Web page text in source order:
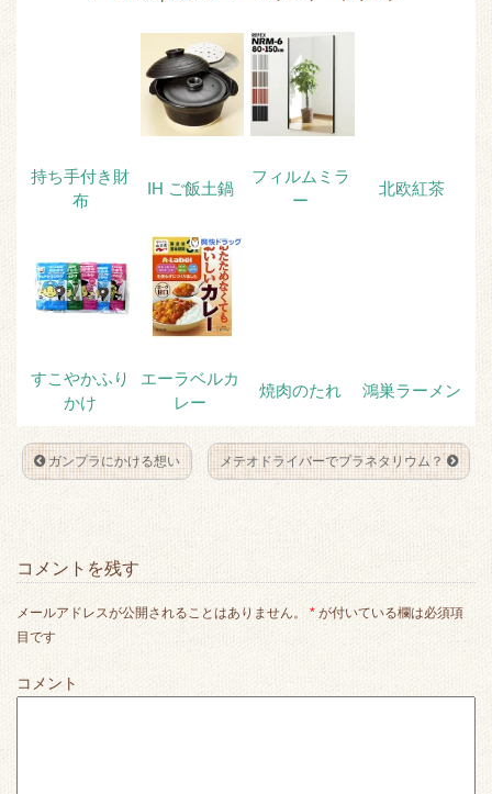
n
a
持ち手付き財
布
IH ご飯土鍋
フィルムミラ
ー
北欧紅茶
すこやかふり
かけ
エーラベルカ
レー
焼肉のたれ 鴻巣ラーメン
ガンプラにかける想い メテオドライバーでプラネタリウム？
コメントを残す
メールアドレスが公開されることはありません。 * が付いている欄は必須項
目です
コメント